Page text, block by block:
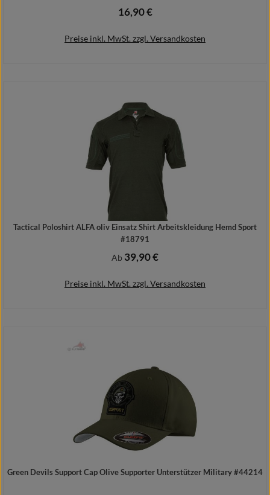
Regulärer Preis:
16,90 €
Preise inkl. MwSt. zzgl. Versandkosten
Details
Tactical Poloshirt ALFA oliv Einsatz Shirt Arbeitskleidung Hemd Sport
#18791
Regulärer Preis:
Ab 39,90 €
Preise inkl. MwSt. zzgl. Versandkosten
Green Devils Support Cap Olive Supporter Unterstützer Military #44214